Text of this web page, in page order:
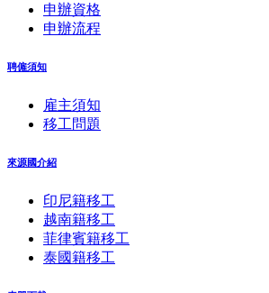
申辦資格
申辦流程
聘僱須知
雇主須知
移工問題
來源國介紹
印尼籍移工
越南籍移工
菲律賓籍移工
泰國籍移工